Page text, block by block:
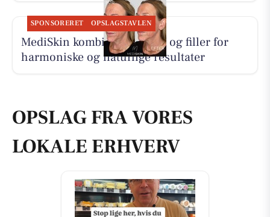
SPONSORERET OPSLAGSTAVLEN
MediSkin kombinerer botox og filler for
harmoniske og naturlige resultater
OPSLAG FRA VORES
LOKALE ERHVERV